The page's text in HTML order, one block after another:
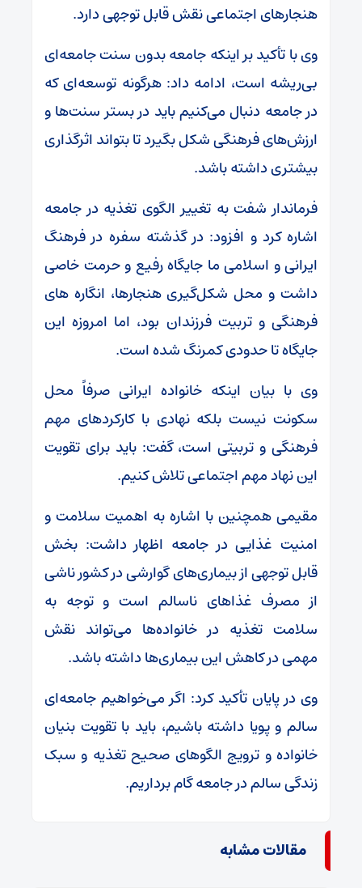
هنجارهای اجتماعی نقش قابل توجهی دارد.
وی با تأکید بر اینکه جامعه بدون سنت جامعه‌ای
بی‌ریشه است، ادامه داد: هرگونه توسعه‌ای که
در جامعه دنبال می‌کنیم باید در بستر سنت‌ها و
ارزش‌های فرهنگی شکل بگیرد تا بتواند اثرگذاری
بیشتری داشته باشد.
فرماندار شفت به تغییر الگوی تغذیه در جامعه
اشاره کرد و افزود: در گذشته سفره در فرهنگ
ایرانی و اسلامی ما جایگاه رفیع و حرمت خاصی
داشت و محل شکل‌گیری هنجارها، انگاره های
فرهنگی و تربیت فرزندان بود، اما امروزه این
جایگاه تا حدودی کمرنگ شده است.
وی با بیان اینکه خانواده ایرانی صرفاً محل
سکونت نیست بلکه نهادی با کارکردهای مهم
فرهنگی و تربیتی است، گفت: باید برای تقویت
این نهاد مهم اجتماعی تلاش کنیم.
مقیمی همچنین با اشاره به اهمیت سلامت و
امنیت غذایی در جامعه اظهار داشت: بخش
قابل توجهی از بیماری‌های گوارشی در کشور ناشی
از مصرف غذاهای ناسالم است و توجه به
سلامت تغذیه در خانواده‌ها می‌تواند نقش
مهمی در کاهش این بیماری‌ها داشته باشد.
وی در پایان تأکید کرد: اگر می‌خواهیم جامعه‌ای
سالم و پویا داشته باشیم، باید با تقویت بنیان
خانواده و ترویج الگوهای صحیح تغذیه و سبک
زندگی سالم در جامعه گام برداریم.
مقالات مشابه